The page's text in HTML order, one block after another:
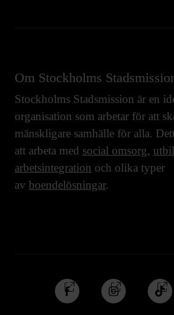
Om Stockholms
Stockholms Stadsmission är en
organisation som arbetar för att
mänskligare samhälle för alla.
att arbeta med social omsorg,
arbetsintegration och olika typer
av boendelösningar.
Följ
oss
Följ
oss
Följ
oss